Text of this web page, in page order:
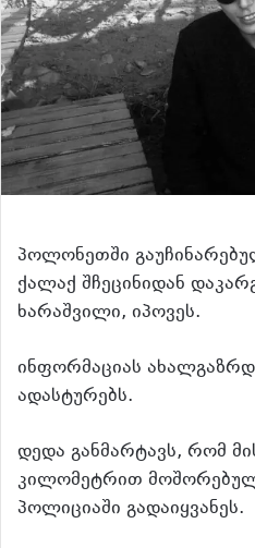
პოლონეთში
ქალაქ შჩეცინიდან
ხარაშვილი, იპოვეს.
ინფორმაციას
ადასტურებს.
დედა განმარტავს, რომ
კილომეტრით
პოლიციაში გადაიყვანეს.